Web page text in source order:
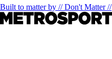
Built to matter by // Don't Matter //